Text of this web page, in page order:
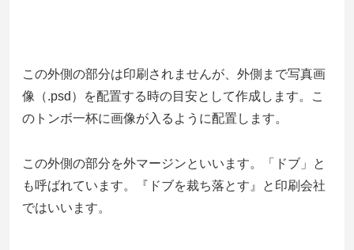
この外側の部分は印刷されませんが、外側まで写真画
像（.psd）を配置する時の目安として作成します。こ
のトンボ一杯に画像が入るように配置します。
この外側の部分を外マージンといいます。「ドブ」と
も呼ばれています。『ドブを裁ち落とす』と印刷会社
ではいいます。